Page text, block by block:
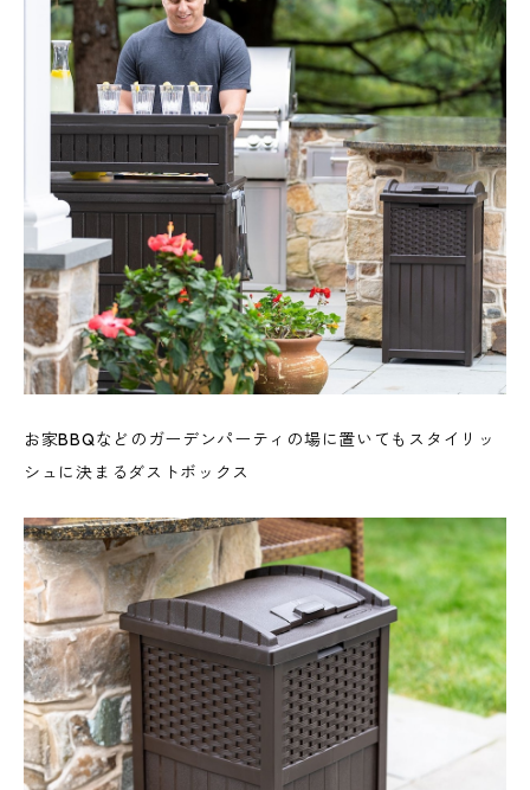
お家BBQなどのガーデンパーティの場に置いてもスタイリッ
シュに決まるダストボックス